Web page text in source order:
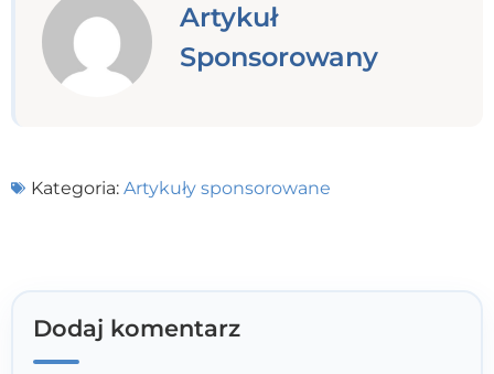
Artykuł
Sponsorowany
Kategoria: Artykuły sponsorowane
Dodaj komentarz